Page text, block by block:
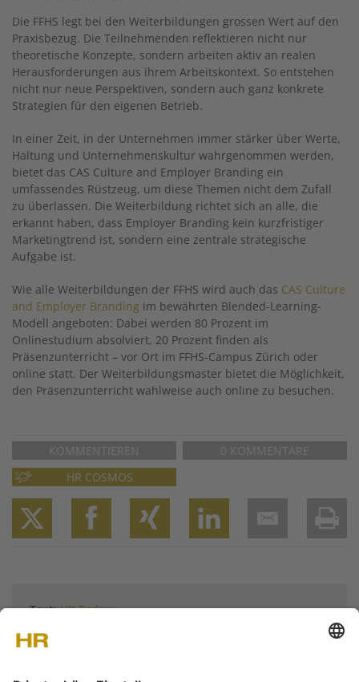
Die FFHS legt bei den Weiterbildungen grossen Wert auf den
Praxisbezug. Die Teilnehmenden reflektieren nicht nur
theoretische Konzepte, sondern arbeiten aktiv an realen
Herausforderungen aus ihrem Arbeitskontext. So entstehen
nicht nur neue Perspektiven, sondern auch ganz konkrete
Strategien für den eigenen Betrieb.
In einer Zeit, in der Unternehmen immer stärker über Werte,
Haltung und Unternehmenskultur wahrgenommen werden,
bietet das CAS Culture and Employer Branding ein
umfassendes Rüstzeug, um diese Themen nicht dem Zufall
zu überlassen. Die Weiterbildung richtet sich an alle, die
erkannt haben, dass Employer Branding kein kurzfristiger
Marketingtrend ist, sondern eine zentrale strategische
Aufgabe ist.
Wie alle Weiterbildungen der FFHS wird auch das CAS Culture
and Employer Branding im bewährten Blended-Learning-
Modell angeboten: Dabei werden 80 Prozent im
Onlinestudium absolviert, 20 Prozent finden als
Präsenzunterricht – vor Ort im FFHS-Campus Zürich oder
online statt. Der Weiterbildungsmaster bietet die Möglichkeit,
den Präsenzunterricht wahlweise auch online zu besuchen.
KOMMENTIEREN
0 KOMMENTARE
HR COSMOS
Text:HR Today
Weitere Artikel von